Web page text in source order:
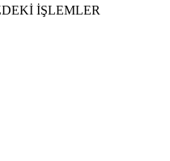
İŞLEMLER